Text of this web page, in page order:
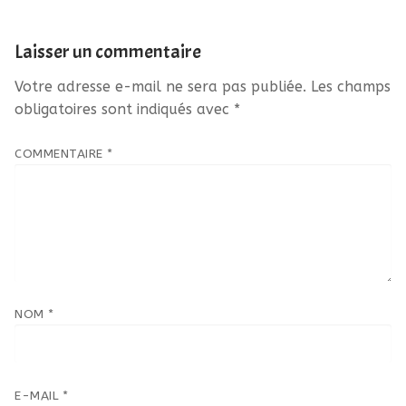
Laisser un commentaire
Votre adresse e-mail ne sera pas publiée. Les champs
obligatoires sont indiqués avec *
COMMENTAIRE *
NOM *
E-MAIL *